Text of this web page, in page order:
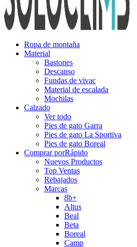
Ropa de montaña
Material
Bastones
Descanso
Fundas de vivac
Material de escalada
Mochilas
Calzado
Ver todo
Pies de gato Garra
Pies de gato La Sportiva
Pies de gato Boreal
Comprar porRápido
Nuevos Productos
Top Ventas
Rebajados
Marcas
8b+
Altus
Beal
Beta
Boreal
Camp